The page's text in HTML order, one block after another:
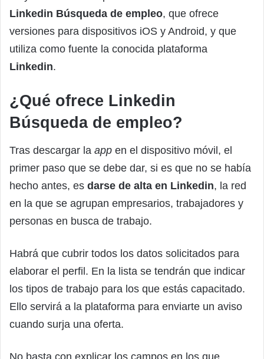
Linkedin Búsqueda de empleo, que ofrece
versiones para dispositivos iOS y Android, y que
utiliza como fuente la conocida plataforma
Linkedin.
¿Qué ofrece Linkedin
Búsqueda de empleo?
Tras descargar la app en el dispositivo móvil, el
primer paso que se debe dar, si es que no se había
hecho antes, es darse de alta en Linkedin, la red
en la que se agrupan empresarios, trabajadores y
personas en busca de trabajo.
Habrá que cubrir todos los datos solicitados para
elaborar el perfil. En la lista se tendrán que indicar
los tipos de trabajo para los que estás capacitado.
Ello servirá a la plataforma para enviarte un aviso
cuando surja una oferta.